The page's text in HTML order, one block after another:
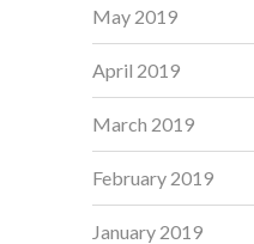
May 2019
April 2019
March 2019
February 2019
January 2019